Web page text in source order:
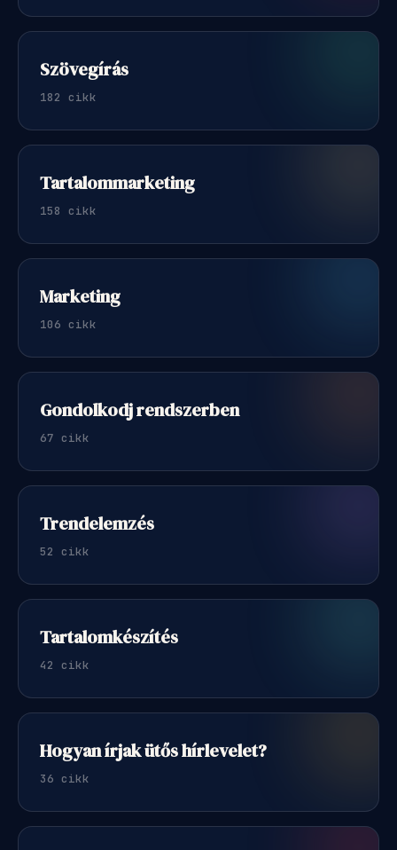
Szövegírás
182 cikk
Tartalommarketing
158 cikk
Marketing
106 cikk
Gondolkodj rendszerben
67 cikk
Trendelemzés
52 cikk
Tartalomkészítés
42 cikk
Hogyan írjak ütős hírlevelet?
36 cikk